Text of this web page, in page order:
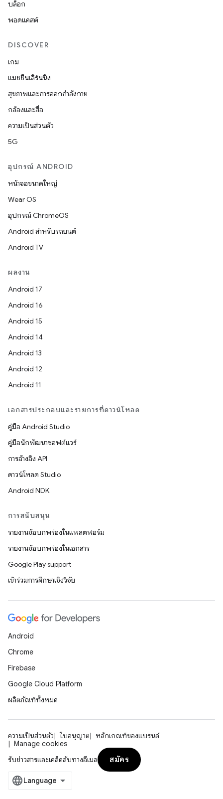
บล็อก
พอดแคสต์
DISCOVER
เกม
แมชชีนเลิร์นนิง
สุขภาพและการออกกำลังกาย
กล้องและสื่อ
ความเป็นส่วนตัว
5G
อุปกรณ์ ANDROID
หน้าจอขนาดใหญ่
Wear OS
อุปกรณ์ ChromeOS
Android สำหรับรถยนต์
Android TV
ผลงาน
Android 17
Android 16
Android 15
Android 14
Android 13
Android 12
Android 11
เอกสารประกอบและรายการที่ดาวน์โหลด
คู่มือ Android Studio
คู่มือนักพัฒนาซอฟต์แวร์
การอ้างอิง API
ดาวน์โหลด Studio
Android NDK
การสนับสนุน
รายงานข้อบกพร่องในแพลตฟอร์ม
รายงานข้อบกพร่องในเอกสาร
Google Play support
เข้าร่วมการศึกษาเชิงวิจัย
Android
Chrome
Firebase
Google Cloud Platform
ผลิตภัณฑ์ทั้งหมด
ความเป็นส่วนตัว ใบอนุญาต
หลักเกณฑ์ของแบรนด์
Manage cookies
รับข่าวสารและเคล็ดลับทางอีเมล
สมัคร